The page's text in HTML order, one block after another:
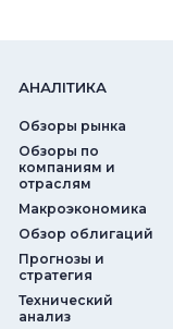
АНАЛIТИКА
Обзоры рынка
Обзоры по
компаниям и
отраслям
Макроэкономика
Обзор облигаций
Прогнозы и
стратегия
Технический
анализ